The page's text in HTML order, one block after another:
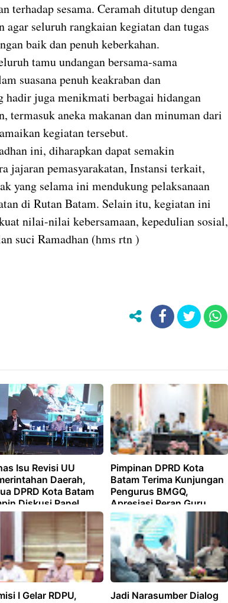
terhadap sesama. Ceramah ditutup dengan
agar seluruh rangkaian kegiatan dan tugas
baik dan penuh keberkahan.
tamu undangan bersama-sama
suasana penuh keakraban dan
hadir juga menikmati berbagai hidangan
termasuk aneka makanan dan minuman dari
kegiatan tersebut.
ini, diharapkan dapat semakin
jajaran pemasyarakatan, Instansi terkait,
yang selama ini mendukung pelaksanaan
di Rutan Batam. Selain itu, kegiatan ini
nilai-nilai kebersamaan, kepedulian sosial,
suci Ramadhan (hms rtn )
Isu Revisi UU
Daerah,
DPRD Kota Batam
Diskusi Panel
Adeksi
Pimpinan DPRD Kota
Batam Terima Kunjungan
Pengurus BMGQ,
Apresiasi Peran Guru
Mengaji dalam
Pendidikan Agama
I Gelar RDPU,
Jadi Narasumber Dialog